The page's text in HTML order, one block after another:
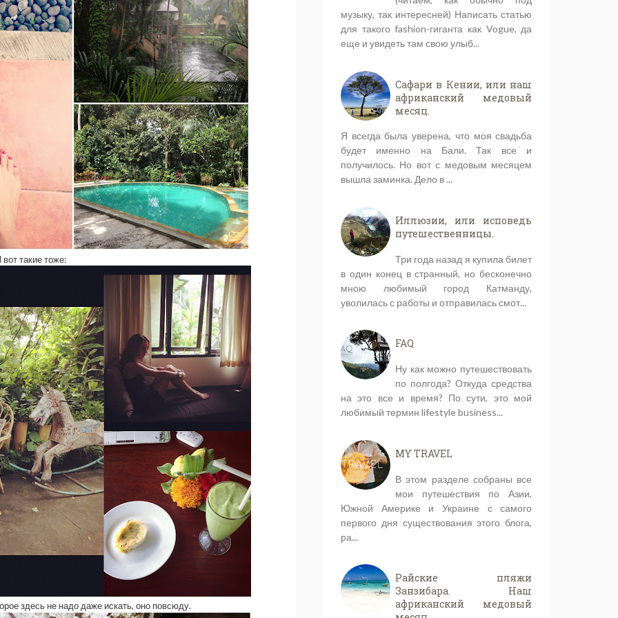
вот такие тоже:
здесь не надо даже искать, оно повсюду.
музыку, так интересней) Написать статью
для такого fashion-гиганта как Vogue, да
еще и увидеть там свою улыб...
Сафари в Кении, или наш
африканский медовый
месяц.
Я всегда была уверена, что моя свадьба
будет именно на Бали. Так все и
получилось. Но вот с медовым месяцем
вышла заминка. Дело в ...
Иллюзии, или исповедь
путешественницы.
Три года назад я купила билет
в один конец в странный, но бесконечно
мною любимый город Катманду,
уволилась с работы и отправилась смот...
FAQ
Ну как можно путешествовать
по полгода? Откуда средства
на это все и время? По сути, это мой
любимый термин lifestyle business...
MY TRAVEL
В этом разделе собраны все
мои путешествия по Азии,
Южной Америке и Украине с самого
первого дня существования этого блога,
ра...
Райские пляжи
Занзибара. Наш
африканский медовый